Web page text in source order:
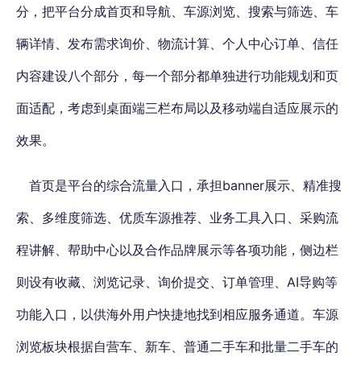
分，把平台分成首页和导航、车源浏览、搜索与筛选、车
辆详情、发布需求询价、物流计算、个人中心订单、信任
内容建设八个部分，每一个部分都单独进行功能规划和页
面适配，考虑到桌面端三栏布局以及移动端自适应展示的
效果。
首页是平台的综合流量入口，承担banner展示、精准搜
索、多维度筛选、优质车源推荐、业务工具入口、采购流
程讲解、帮助中心以及合作品牌展示等各项功能，侧边栏
则设有收藏、浏览记录、询价提交、订单管理、AI导购等
功能入口，以供海外用户快捷地找到相应服务通道。车源
浏览板块根据自营车、新车、普通二手车和批量二手车的